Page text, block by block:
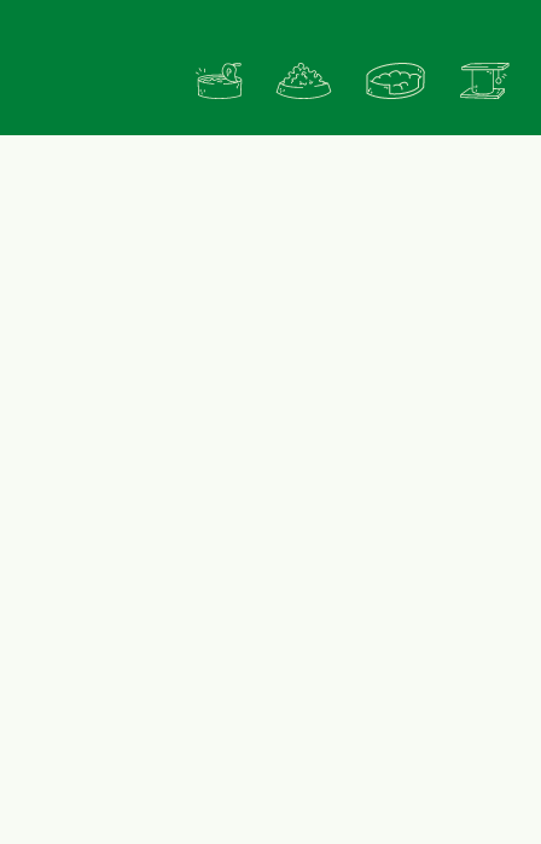
Maandag, zondag en feestdagen gesloten